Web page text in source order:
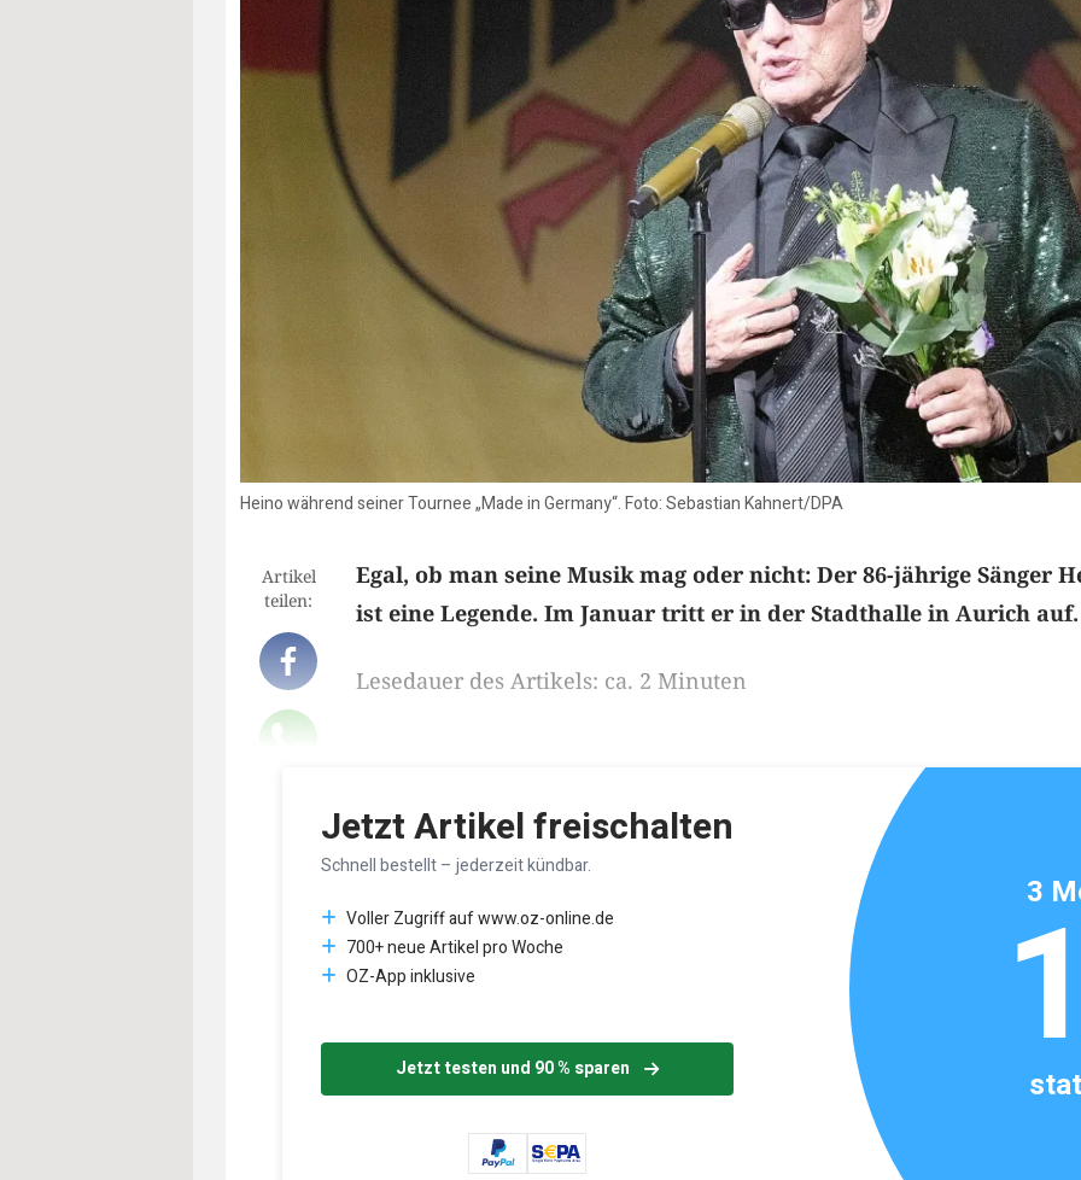
Heino während seiner Tournee „Made in Germany“. Foto: Sebastian Kahnert/DPA
Artikel
teilen:
Egal, ob man seine Musik mag oder nicht: Der 86-jährige Sänger
ist eine Legende. Im Januar tritt er in der Stadthalle in Aurich auf.
Lesedauer des Artikels: ca. 2 Minuten
Jetzt Artikel freischalten
Schnell bestellt – jederzeit kündbar.
Voller Zugriff auf www.oz-online.de
700+ neue Artikel pro Woche
OZ-App inklusive
Jetzt testen und 90 % sparen
3